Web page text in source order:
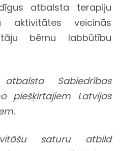
atbalsta terapiju
aktivitātes veicinās
bērnu labbūtību
Sabiedrības
piešķirtajiem Latvijas
saturu atbild